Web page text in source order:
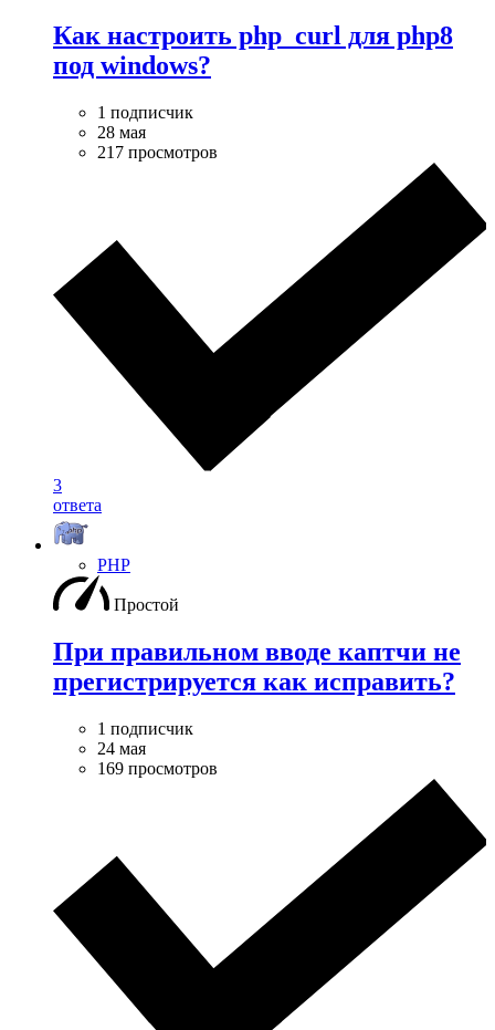
Как настроить php_curl для php8
под windows?
1 подписчик
28 мая
217 просмотров
3
ответа
PHP
Простой
При правильном вводе каптчи не
прегистрируется как исправить?
1 подписчик
24 мая
169 просмотров